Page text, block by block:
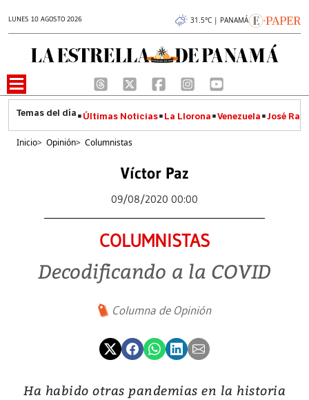
LUNES 10 AGOSTO 2026 31.5°C | PANAMÁ
Últimas Noticias La Llorona Venezuela José
Inicio> Opinión> Columnistas
Víctor Paz
09/08/2020 00:00
COLUMNISTAS
Decodificando a la COVID
Columna de Opinión
Ha habido otras pandemias en la historia